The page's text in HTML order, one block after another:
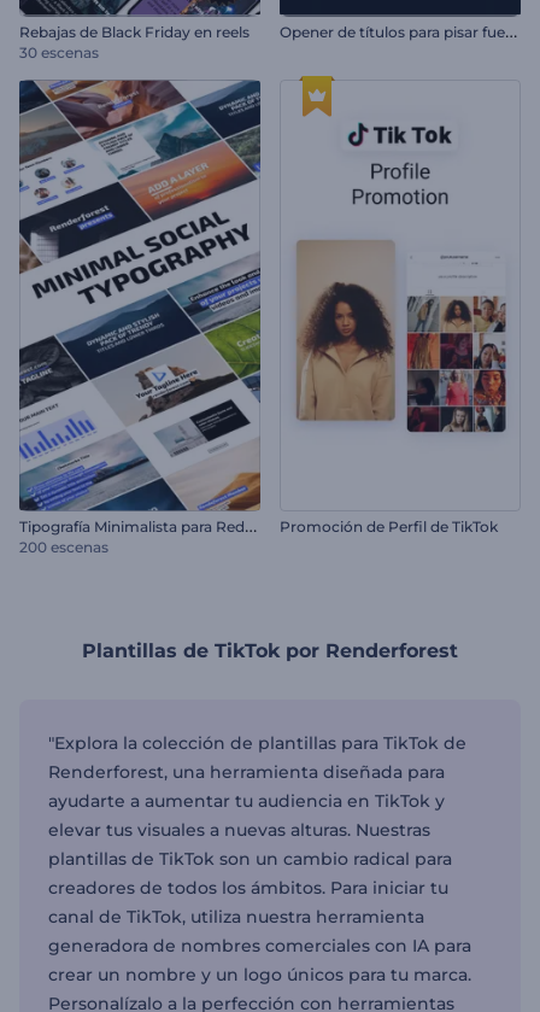
Rebajas de Black Friday en reels
30 escenas
O
pener de títulos para pisar fuerte
T
ipografía Minimalista para Redes Sociales
200 escenas
Promoción de Perfil de TikTok
Plantillas de TikTok por Renderforest
"Explora la colección de plantillas para TikTok de
Renderforest, una herramienta diseñada para
ayudarte a aumentar tu audiencia en TikTok y
elevar tus visuales a nuevas alturas. Nuestras
plantillas de TikTok son un cambio radical para
creadores de todos los ámbitos. Para iniciar tu
canal de TikTok, utiliza nuestra herramienta
generadora de nombres comerciales con IA para
crear un nombre y un logo únicos para tu marca.
Personalízalo a la perfección con herramientas